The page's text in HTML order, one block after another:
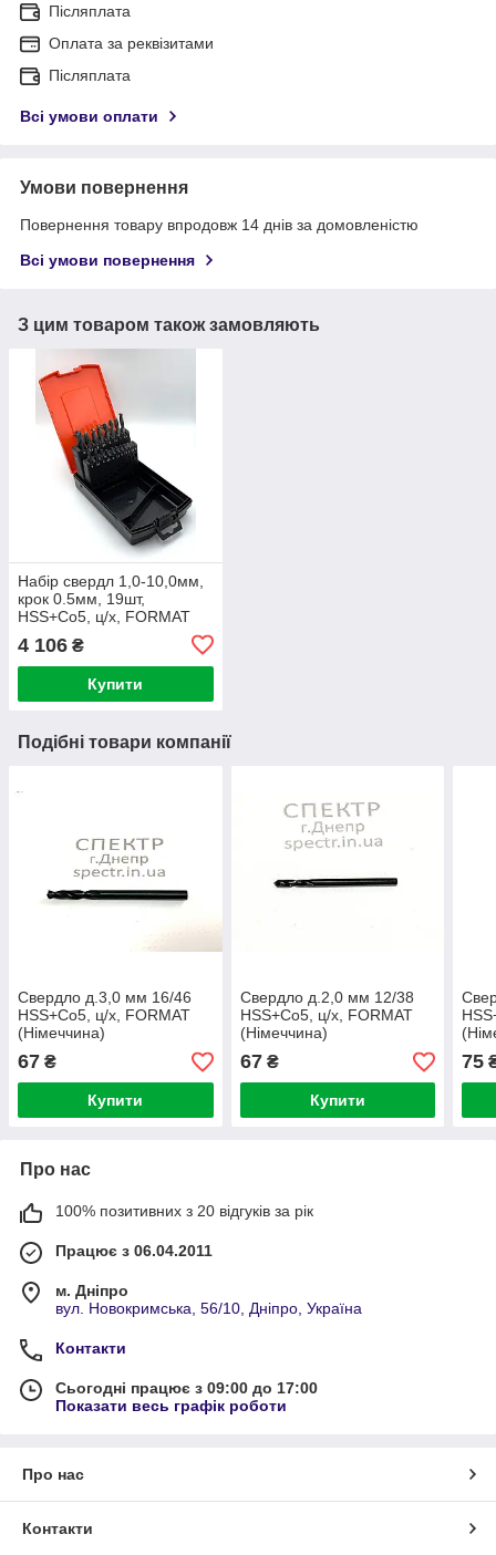
Післяплата
Оплата за реквізитами
Післяплата
Всі умови оплати
Умови повернення
Повернення товару впродовж 14 днів за домовленістю
Всі умови повернення
З цим товаром також замовляють
Набір свердл 1,0-10,0мм,
крок 0.5мм, 19шт,
HSS+Co5, ц/х, FORMAT
4 106 ₴
Купити
Подібні товари компанії
Свердло д.3,0 мм 16/46
HSS+Co5, ц/х, FORMAT
(Німеччина)
67 ₴
Купити
Свердло д.2,0 мм 12/38
HSS+Co5, ц/х, FORMAT
(Німеччина)
67₴
Купити
75
Про нас
100% позитивних з 20 відгуків за рік
Працює з 06.04.2011
м. Дніпро
вул. Новокримська, 56/10, Дніпро, Україна
Контакти
Сьогодні працює з 09:00 до 17:00
Показати весь графік роботи
Про нас
Контакти